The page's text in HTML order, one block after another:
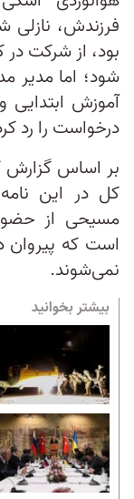
فرزندش، نازلی
بود، از شرکت
شود؛ اما مدیر
آموزش ابتدایی
درخواست را رد
بر اساس گزارش
کل در این
مسیحی از
است که پیروان
نمی‌شوند.
بیشتر بخوانید